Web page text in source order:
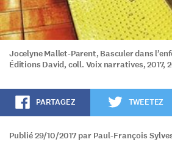
Jocelyne Mallet-Parent, Basculer dans
Éditions David, coll. Voix narratives, 2017,
PARTAGEZ TWEETEZ
Publié 29/10/2017 par Paul-François